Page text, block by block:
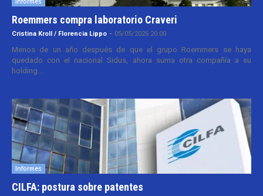
Roemmers compra laboratorio Craveri
Cristina Kroll / Florencia Lippo - 05/05/2026 20:00
Menos de un año después de que el grupo Roemmers se haya
quedado con el nacional Sidus, ahora suma otra compañía a su
holding....
Informes
CILFA: postura sobre patentes